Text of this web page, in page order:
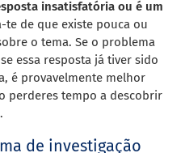
insatisfatória ou é um
te de que existe pouca ou
o tema. Se o problema
essa resposta já tiver sido
é provavelmente melhor
perderes tempo a descobrir
de investigação